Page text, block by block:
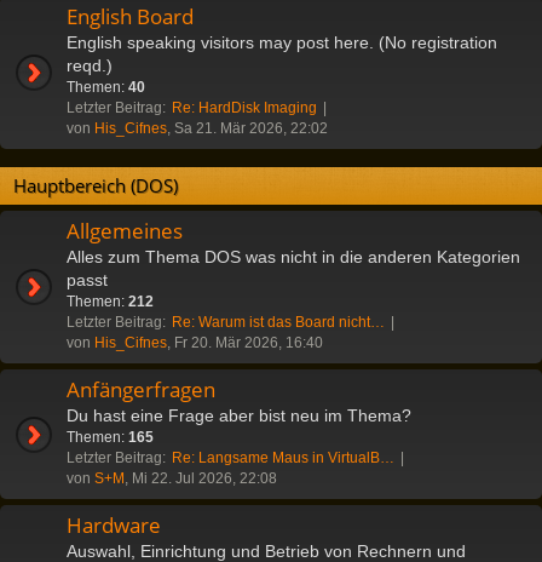
English Board
English speaking visitors may post here. (No registration
reqd.)
Themen: 40
Letzter Beitrag: Re: HardDisk Imaging
von His_Cifnes, Sa 21. Mär 2026, 22:02
Hauptbereich (DOS)
Allgemeines
Alles zum Thema DOS was nicht in die anderen Kategorien
passt
Themen: 212
Letzter Beitrag: Re: Warum ist das Board nicht…
von His_Cifnes, Fr 20. Mär 2026, 16:40
Anfängerfragen
Du hast eine Frage aber bist neu im Thema?
Themen: 165
Letzter Beitrag: Re: Langsame Maus in VirtualB…
von S+M , Mi 22. Jul 2026, 22:08
Hardware
Auswahl, Einrichtung und Betrieb von Rechnern und